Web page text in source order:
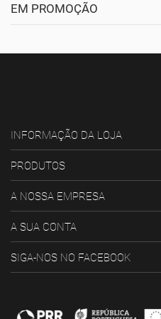
EM PROMOÇÃO
INFORMAÇÃO DA LOJA
PRODUTOS
A NOSSA EMPRESA
A SUA CONTA
SIGA-NOS NO FACEBOOK